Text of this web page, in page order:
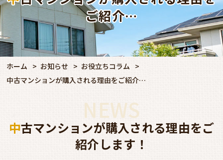
ご紹介…
ホーム お知らせ
お役立ちコラム
中古マンションが購入される理由をご紹介…
NEWS
中古マンションが購入される理由をご
紹介します！